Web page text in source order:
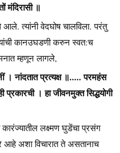
मंदिरासी ॥
त्यांनी वेदघोष चालविला. परंतु
कानउघडणी करुन स्वत:च
म्हणून लागले,
। नांदतात प्रत्यक्ष ॥..... परमहंस
प्रकारची । हा जीवनमुक्त सिद्धयोगी
लक्ष्मण घुडेंचा प्रसंग
अशा विचारात ते असतानाच